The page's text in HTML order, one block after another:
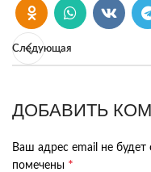
Следующая
ДОБАВИТЬ
Ваш адрес email не будет
помечены *